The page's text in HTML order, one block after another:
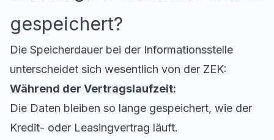
gespeichert?
Die Speicherdauer bei der Informationsstelle
unterscheidet sich wesentlich von der ZEK:
Während der Vertragslaufzeit:
Die Daten bleiben so lange gespeichert, wie der
Kredit- oder Leasingvertrag läuft.